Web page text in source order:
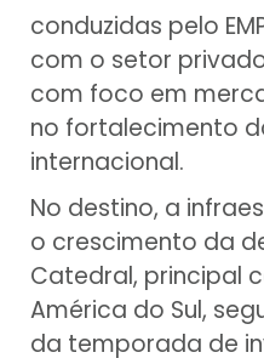
conduzidas pelo
com o setor
com foco em
no fortalecimento
internacional.
No destino, a
o crescimento da
Catedral, principal
América do Sul,
da temporada de